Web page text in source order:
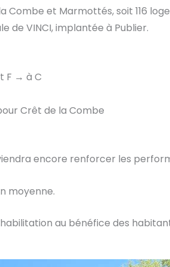
et Marmottés, soit 116
de VINCI, implantée à Publier.
F → à C
Crêt de la Combe
encore renforcer les
moyenne.
au bénéfice des